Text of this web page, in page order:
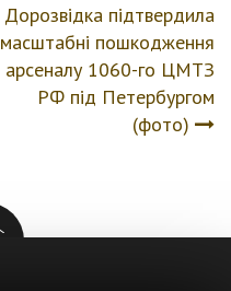
Дорозвідка підтвердила
масштабні пошкодження
арсеналу 1060-го ЦМТЗ
РФ під Петербургом
(фото)